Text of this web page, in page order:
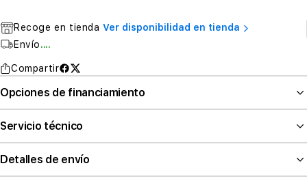
Recoge en tienda Ver disponibilidad en tienda
Envío....
Compartir
Opciones de financiamiento
Servicio técnico
Detalles de envío